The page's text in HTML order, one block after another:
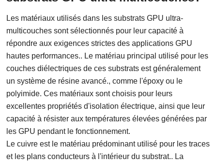
Les matériaux utilisés dans les substrats GPU ultra-
multicouches sont sélectionnés pour leur capacité à
répondre aux exigences strictes des applications GPU
hautes performances.. Le matériau principal utilisé pour les
couches diélectriques de ces substrats est généralement
un système de résine avancé., comme l'époxy ou le
polyimide. Ces matériaux sont choisis pour leurs
excellentes propriétés d'isolation électrique, ainsi que leur
capacité à résister aux températures élevées générées par
les GPU pendant le fonctionnement.
Le cuivre est le matériau prédominant utilisé pour les traces
et les plans conducteurs à l'intérieur du substrat.. La